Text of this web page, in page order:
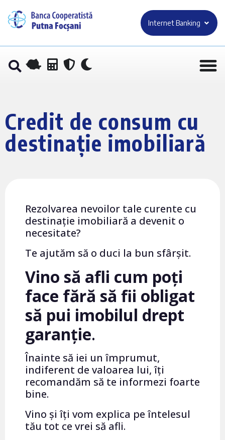
Internet Banking
Credit de consum cu
destinație imobiliară
Rezolvarea nevoilor tale curente cu
destinație imobiliară a devenit o
necesitate?
Te ajutăm să o duci la bun sfârșit.
Vino să afli cum poți
face fără să fii obligat
să pui imobilul drept
garanție.
Înainte să iei un împrumut,
indiferent de valoarea lui, îți
recomandăm să te informezi foarte
bine.
Vino și îți vom explica pe întelesul
tău tot ce vrei să afli.